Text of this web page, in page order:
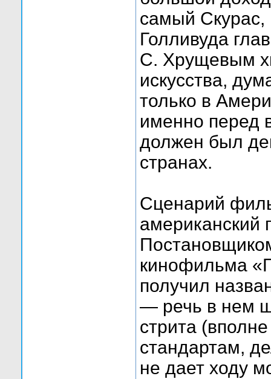
самый Скурас,
Голливуда
С. Хрущевым
искусства,
только в
именно перед
должен был
странах.
Сценарий
американский
кинофильма
получил
— речь в нем
стрита
стандартам,
не дает ходу